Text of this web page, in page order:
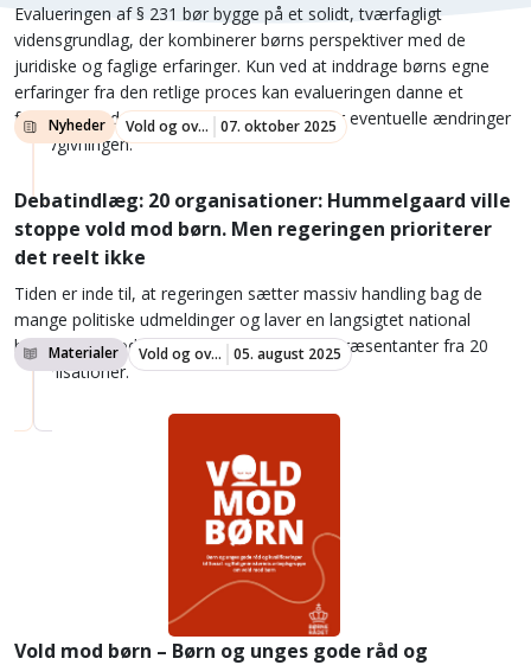
Evalueringen af § 231 bør bygge på et solidt, tværfagligt
vidensgrundlag, der kombinerer børns perspektiver med de
juridiske og faglige erfaringer. Kun ved at inddrage børns egne
erfaringer fra den retlige proces kan evalueringen danne et
fyldestgørende og anvendeligt grundlag for eventuelle ændringer
af lovgivningen.
Nyheder Vold og overgreb 07. oktober 2025
Debatindlæg: 20 organisationer: Hummelgaard ville
stoppe vold mod børn. Men regeringen prioriterer
det reelt ikke
Tiden er inde til, at regeringen sætter massiv handling bag de
mange politiske udmeldinger og laver en langsigtet national
handleplan mod vold mod børn, skriver repræsentanter fra 20
organisationer.
Materialer Vold og overgreb 05. august 2025
Vold mod børn – Børn og unges gode råd og